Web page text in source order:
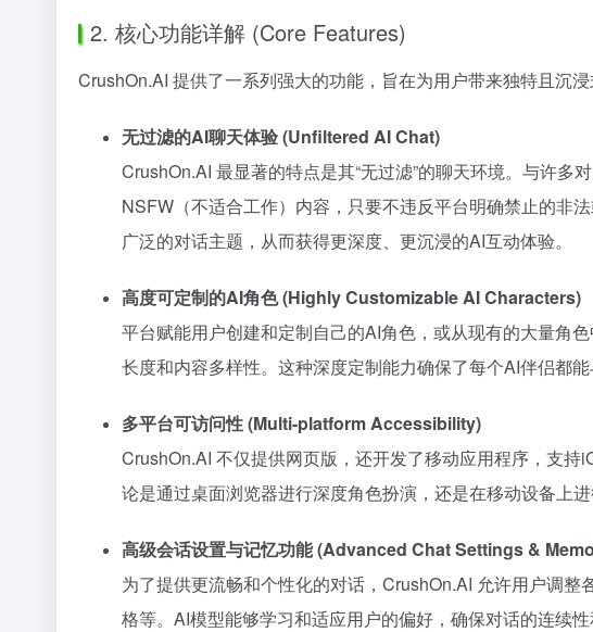
2. 核心功能详解 (Core Features)
CrushOn.AI 提供了一系列强大的功能，旨在为用户带来独特且沉浸
无过滤的AI聊天体验 (Unfiltered AI Chat)
CrushOn.AI 最显著的特点是其“无过滤”的聊天环境。与许
NSFW（不适合工作）内容，只要不违反平台明确禁止的非
广泛的对话主题，从而获得更深度、更沉浸的AI互动体验。
高度可定制的AI角色 (Highly Customizable AI Characters)
平台赋能用户创建和定制自己的AI角色，或从现有的大量角
长度和内容多样性。这种深度定制能力确保了每个AI伴侣都
多平台可访问性 (Multi-platform Accessibility)
CrushOn.AI 不仅提供网页版，还开发了移动应用程序，支
论是通过桌面浏览器进行深度角色扮演，还是在移动设备上
高级会话设置与记忆功能 (Advanced Chat Settings &
为了提供更流畅和个性化的对话，CrushOn.AI 允许用户调
格等。AI模型能够学习和适应用户的偏好，确保对话的连续